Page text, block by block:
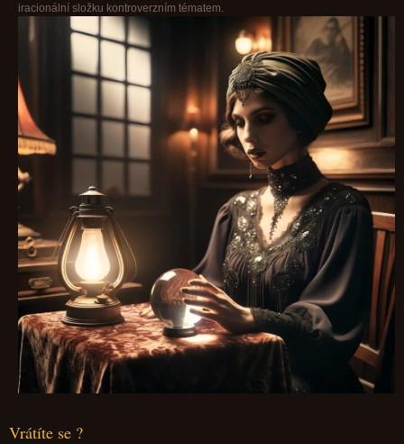
iracionální složku kontroverzním tématem.
Vrátíte se ?